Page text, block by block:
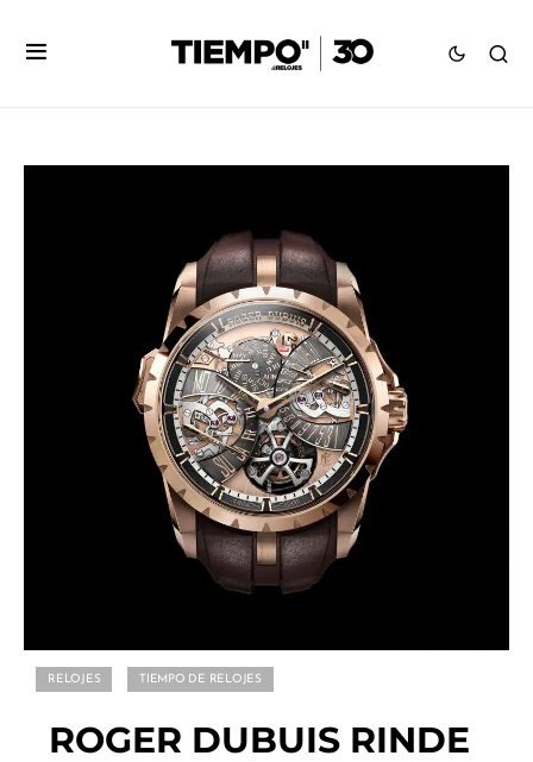
RELOJES TIEMPO DE RELOJES
ROGER DUBUIS RINDE